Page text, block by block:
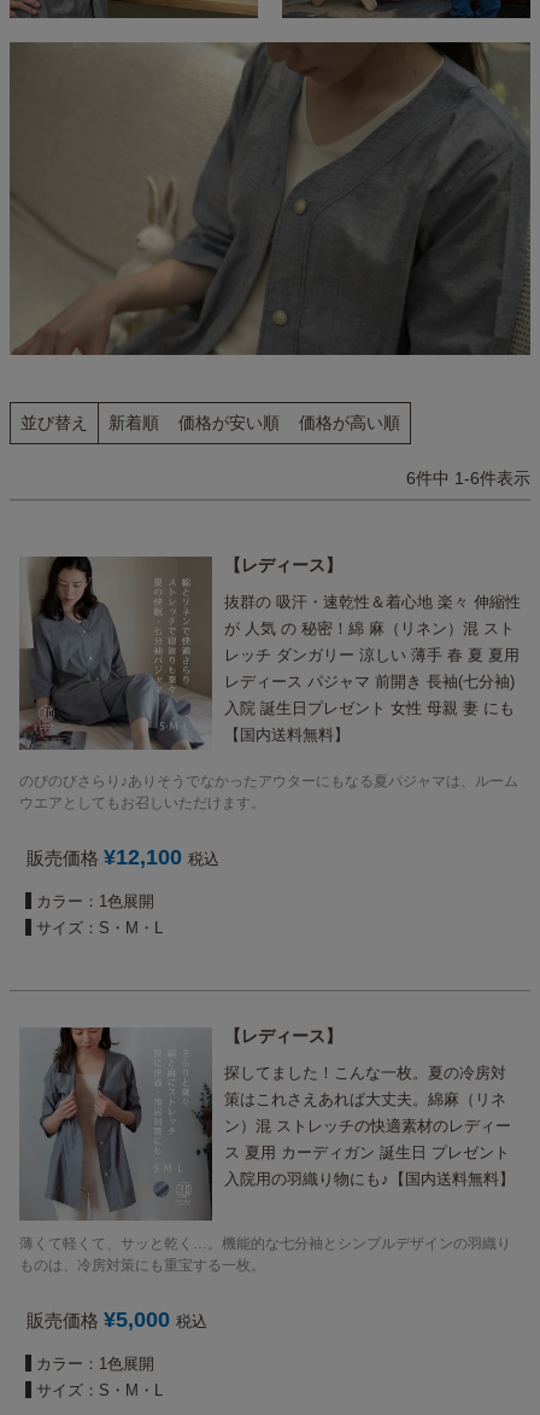
並び替え 新着順 価格が安い順 価格が高い順
6件中 1-6件表示
レディース
抜群の 吸汗・速乾性＆着心地 楽々 伸縮性
が 人気 の 秘密！綿 麻（リネン）混 スト
レッチ ダンガリー 涼しい 薄手 春 夏 夏用
レディース パジャマ 前開き 長袖(七分袖)
入院 誕生日プレゼント 女性 母親 妻 にも
【国内送料無料】
のびのびさらり♪ありそうでなかったアウターにもなる夏パジャマは、ルーム
ウエアとしてもお召しいただけます。
販売価格 ¥12,100 税込
カラー：1色展開
サイズ：S・M・L
レディース
探してました！こんな一枚。夏の冷房対
策はこれさえあれば大丈夫。綿麻（リネ
ン）混 ストレッチの快適素材のレディー
ス 夏用 カーディガン 誕生日 プレゼント
入院用の羽織り物にも♪【国内送料無料】
薄くて軽くて、サッと乾く…。機能的な七分袖とシンプルデザインの羽織り
ものは、冷房対策にも重宝する一枚。
販売価格 ¥5,000 税込
カラー：1色展開
サイズ：S・M・L